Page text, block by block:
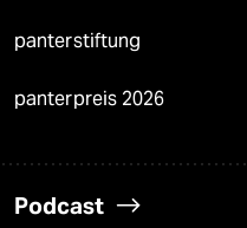
panterstiftung
panterpreis 2026
Podcast